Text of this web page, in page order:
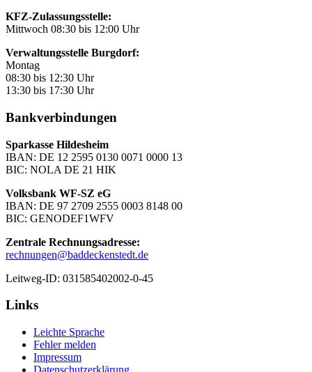
KFZ-Zulassungsstelle:
Mittwoch 08:30 bis 12:00 Uhr
Verwaltungsstelle Burgdorf:
Montag
08:30 bis 12:30 Uhr
13:30 bis 17:30 Uhr
Bankverbindungen
Sparkasse Hildesheim
IBAN: DE 12 2595 0130 0071 0000 13
BIC: NOLA DE 21 HIK
Volksbank WF-SZ eG
IBAN: DE 97 2709 2555 0003 8148 00
BIC: GENODEF1WFV
Zentrale Rechnungsadresse:
rechnungen@baddeckenstedt.de
Leitweg-ID: 031585402002-0-45
Links
Leichte Sprache
Fehler melden
Impressum
Datenschutzerklärung